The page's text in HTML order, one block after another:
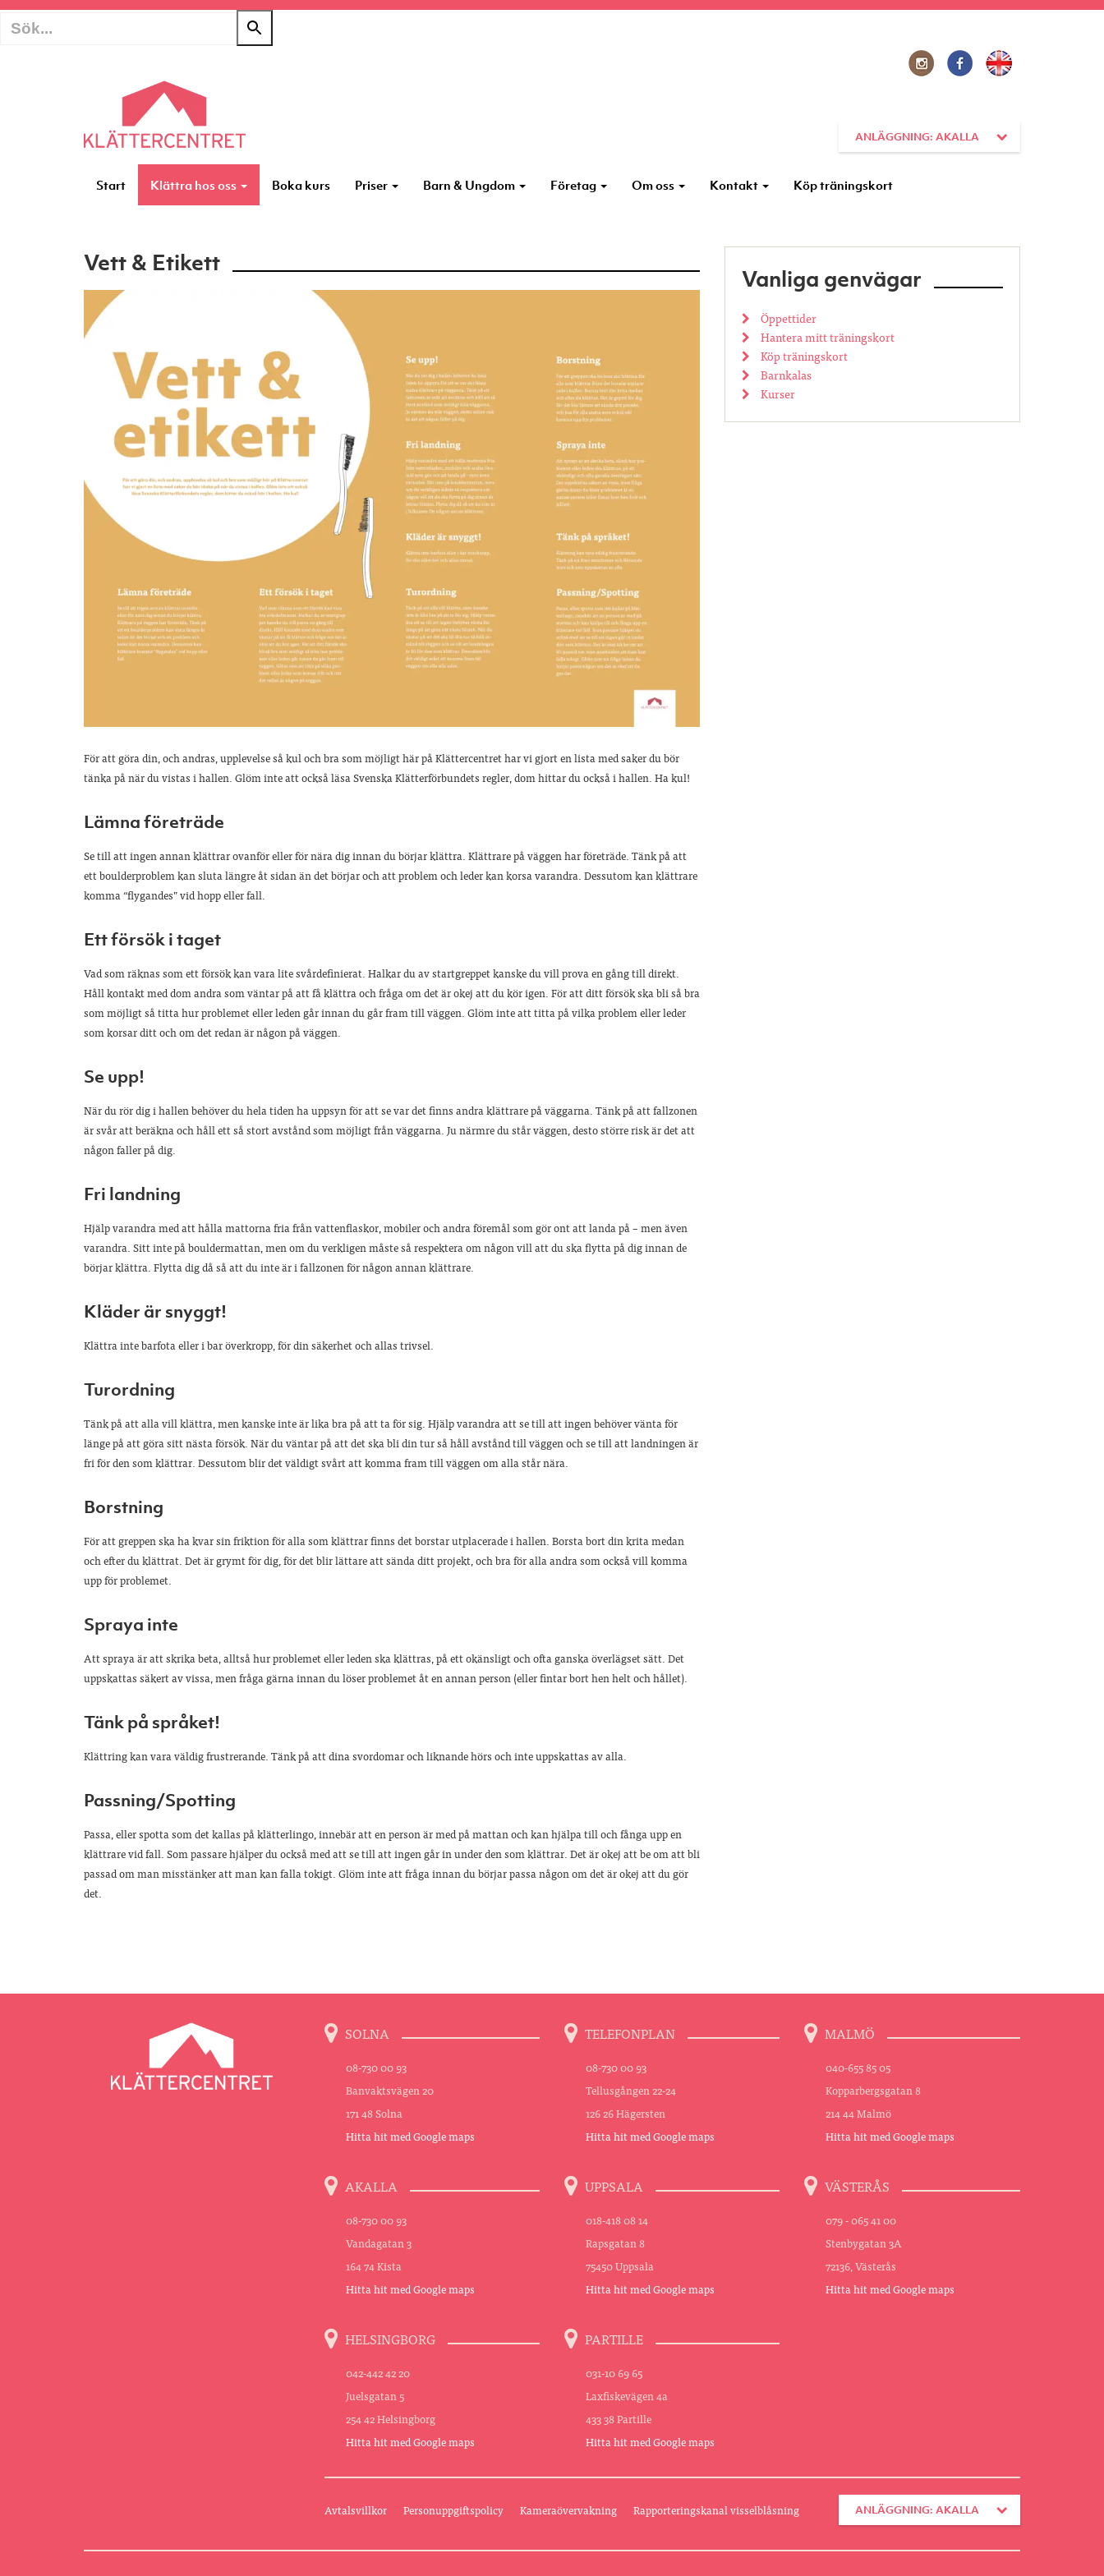
ANLÄGGNING: AKALLA
Start Klättra hos oss Boka kurs Priser Barn & Ungdom Företag Om oss Kontakt Köp träningskort
Vett & Etikett
För att göra din, och andras, upplevelse så kul och bra som möjligt här på Klättercentret har vi gjort en lista med saker du bör
tänka på när du vistas i hallen. Glöm inte att också läsa Svenska Klätterförbundets regler, dom hittar du också i hallen. Ha kul!
Lämna företräde
Se till att ingen annan klättrar ovanför eller för nära dig innan du börjar klättra. Klättrare på väggen har företräde. Tänk på att
ett boulderproblem kan sluta längre åt sidan än det börjar och att problem och leder kan korsa varandra. Dessutom kan klättrare
komma “flygandes” vid hopp eller fall.
Ett försök i taget
Vad som räknas som ett försök kan vara lite svårdefinierat. Halkar du av startgreppet kanske du vill prova en gång till direkt.
Håll kontakt med dom andra som väntar på att få klättra och fråga om det är okej att du kör igen. För att ditt försök ska bli så bra
som möjligt så titta hur problemet eller leden går innan du går fram till väggen. Glöm inte att titta på vilka problem eller leder
som korsar ditt och om det redan är någon på väggen.
Se upp!
När du rör dig i hallen behöver du hela tiden ha uppsyn för att se var det finns andra klättrare på väggarna. Tänk på att fallzonen
är svår att beräkna och håll ett så stort avstånd som möjligt från väggarna. Ju närmre du står väggen, desto större risk är det att
någon faller på dig.
Fri landning
Hjälp varandra med att hålla mattorna fria från vattenflaskor, mobiler och andra föremål som gör ont att landa på – men även
varandra. Sitt inte på bouldermattan, men om du verkligen måste så respektera om någon vill att du ska flytta på dig innan de
börjar klättra. Flytta dig då så att du inte är i fallzonen för någon annan klättrare.
Kläder är snyggt!
Klättra inte barfota eller i bar överkropp, för din säkerhet och allas trivsel.
Turordning
Tänk på att alla vill klättra, men kanske inte är lika bra på att ta för sig. Hjälp varandra att se till att ingen behöver vänta för
länge på att göra sitt nästa försök. När du väntar på att det ska bli din tur så håll avstånd till väggen och se till att landningen är
fri för den som klättrar. Dessutom blir det väldigt svårt att komma fram till väggen om alla står nära.
Borstning
För att greppen ska ha kvar sin friktion för alla som klättrar finns det borstar utplacerade i hallen. Borsta bort din krita medan
och efter du klättrat. Det är grymt för dig, för det blir lättare att sända ditt projekt, och bra för alla andra som också vill komma
upp för problemet.
Spraya inte
Att spraya är att skrika beta, alltså hur problemet eller leden ska klättras, på ett okänsligt och ofta ganska överlägset sätt. Det
uppskattas säkert av vissa, men fråga gärna innan du löser problemet åt en annan person (eller fintar bort hen helt och hållet).
Tänk på språket!
Klättring kan vara väldig frustrerande. Tänk på att dina svordomar och liknande hörs och inte uppskattas av alla.
Passning/Spotting
Passa, eller spotta som det kallas på klätterlingo, innebär att en person är med på mattan och kan hjälpa till och fånga upp en
klättrare vid fall. Som passare hjälper du också med att se till att ingen går in under den som klättrar. Det är okej att be om att bli
passad om man misstänker att man kan falla tokigt. Glöm inte att fråga innan du börjar passa någon om det är okej att du gör
det.
Vanliga genvägar
Öppettider
Hantera mitt träningskort
Köp träningskort
Barnkalas
Kurser
SOLNA
08-730 00 93
Banvaktsvägen 20
171 48 Solna
Hitta hit med Google maps
TELEFONPLAN
08-730 00 93
Tellusgången 22-24
126 26 Hägersten
Hitta hit med Google maps
MALMÖ
040-655 85 05
Kopparbergsgatan 8
214 44 Malmö
Hitta hit med Google maps
AKALLA
08-730 00 93
Vandagatan 3
164 74 Kista
Hitta hit med Google maps
UPPSALA
018-418 08 14
Rapsgatan 8
75450 Uppsala
Hitta hit med Google maps
VÄSTERÅS
079 - 065 41 00
Stenbygatan 3A
72136, Västerås
Hitta hit med Google maps
HELSINGBORG
042-442 42 20
Juelsgatan 5
254 42 Helsingborg
Hitta hit med Google maps
PARTILLE
031-10 69 65
Laxfiskevägen 4a
433 38 Partille
Hitta hit med Google maps
Avtalsvillkor Personuppgiftspolicy Kameraövervakning Rapporteringskanal visselblåsning ANLÄGGNING: AKALLA